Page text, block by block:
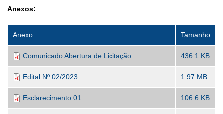
Anexos:
Anexo Tamanho
Comunicado Abertura de Licitação 436.1 KB
Edital Nº 02/2023 1.97 MB
Esclarecimento 01 106.6 KB